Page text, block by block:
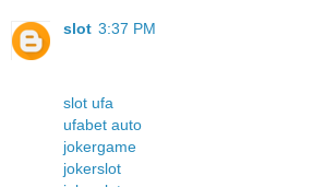
slot 3:37 PM
slot ufa
ufabet auto
jokergame
jokerslot